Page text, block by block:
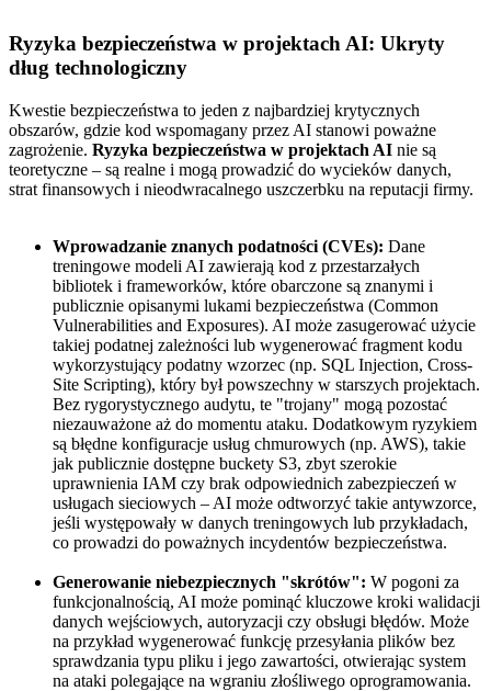
Ryzyka bezpieczeństwa w projektach AI: Ukryty
dług technologiczny
Kwestie bezpieczeństwa to jeden z najbardziej krytycznych
obszarów, gdzie kod wspomagany przez AI stanowi poważne
zagrożenie. Ryzyka bezpieczeństwa w projektach AI nie są
teoretyczne – są realne i mogą prowadzić do wycieków danych,
strat finansowych i nieodwracalnego uszczerbku na reputacji firmy.
Wprowadzanie znanych podatności (CVEs): Dane
treningowe modeli AI zawierają kod z przestarzałych
bibliotek i frameworków, które obarczone są znanymi i
publicznie opisanymi lukami bezpieczeństwa (Common
Vulnerabilities and Exposures). AI może zasugerować użycie
takiej podatnej zależności lub wygenerować fragment kodu
wykorzystujący podatny wzorzec (np. SQL Injection, Cross-
Site Scripting), który był powszechny w starszych projektach.
Bez rygorystycznego audytu, te "trojany" mogą pozostać
niezauważone aż do momentu ataku. Dodatkowym ryzykiem
są błędne konfiguracje usług chmurowych (np. AWS), takie
jak publicznie dostępne buckety S3, zbyt szerokie
uprawnienia IAM czy brak odpowiednich zabezpieczeń w
usługach sieciowych – AI może odtworzyć takie antywzorce,
jeśli występowały w danych treningowych lub przykładach,
co prowadzi do poważnych incydentów bezpieczeństwa.
Generowanie niebezpiecznych "skrótów": W pogoni za
funkcjonalnością, AI może pominąć kluczowe kroki walidacji
danych wejściowych, autoryzacji czy obsługi błędów. Może
na przykład wygenerować funkcję przesyłania plików bez
sprawdzania typu pliku i jego zawartości, otwierając system
na ataki polegające na wgraniu złośliwego oprogramowania.